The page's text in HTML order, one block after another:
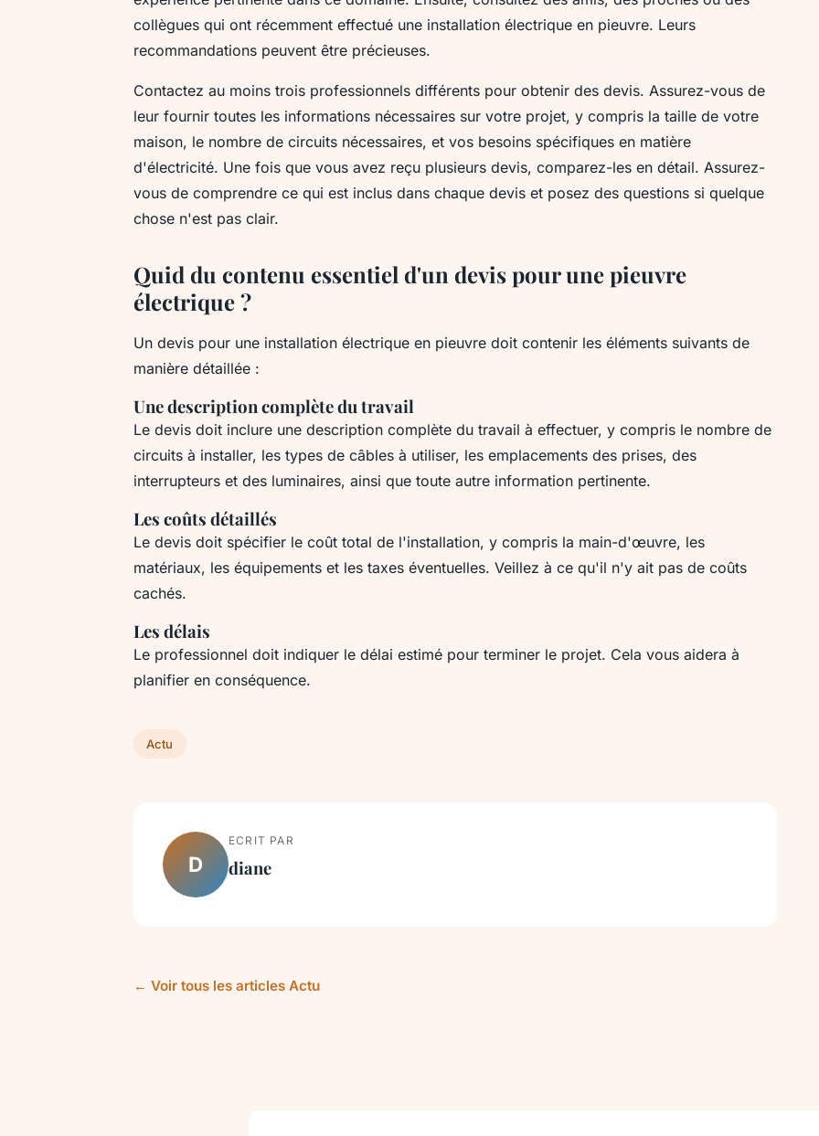
collègues qui ont récemment effectué une installation électrique en pieuvre. Leurs
recommandations peuvent être précieuses.
Contactez au moins trois professionnels différents pour obtenir des devis. Assurez-vous de
leur fournir toutes les informations nécessaires sur votre projet, y compris la taille de votre
maison, le nombre de circuits nécessaires, et vos besoins spécifiques en matière
d'électricité. Une fois que vous avez reçu plusieurs devis, comparez-les en détail. Assurez-
vous de comprendre ce qui est inclus dans chaque devis et posez des questions si quelque
chose n'est pas clair.
Quid du contenu essentiel d'un devis pour une pieuvre
électrique ?
Un devis pour une installation électrique en pieuvre doit contenir les éléments suivants de
manière détaillée :
Une description complète du travail
Le devis doit inclure une description complète du travail à effectuer, y compris le nombre de
circuits à installer, les types de câbles à utiliser, les emplacements des prises, des
interrupteurs et des luminaires, ainsi que toute autre information pertinente.
Les coûts détaillés
Le devis doit spécifier le coût total de l'installation, y compris la main-d'œuvre, les
matériaux, les équipements et les taxes éventuelles. Veillez à ce qu'il n'y ait pas de coûts
cachés.
Les délais
Le professionnel doit indiquer le délai estimé pour terminer le projet. Cela vous aidera à
planifier en conséquence.
Actu
D
ECRIT PAR
diane
← Voir tous les articles Actu